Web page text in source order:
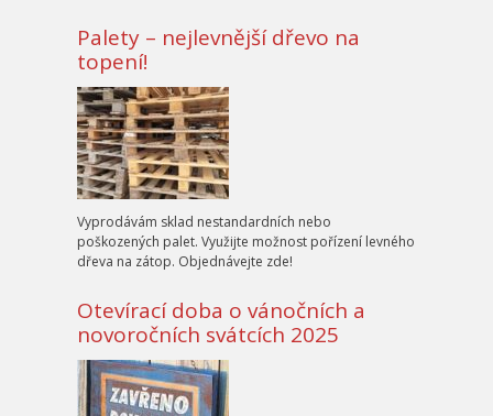
Palety – nejlevnější dřevo na
topení!
Vyprodávám sklad nestandardních nebo
poškozených palet. Využijte možnost pořízení levného
dřeva na zátop. Objednávejte zde!
Otevírací doba o vánočních a
novoročních svátcích 2025